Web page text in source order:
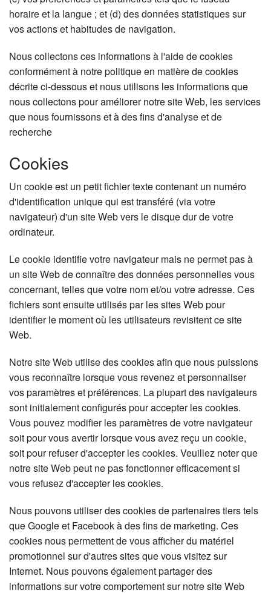
horaire et la langue ; et (d) des données statistiques sur
vos actions et habitudes de navigation.
Nous collectons ces informations à l'aide de cookies
conformément à notre politique en matière de cookies
décrite ci-dessous et nous utilisons les informations que
nous collectons pour améliorer notre site Web, les services
que nous fournissons et à des fins d'analyse et de
recherche
Cookies
Un cookie est un petit fichier texte contenant un numéro
d'identification unique qui est transféré (via votre
navigateur) d'un site Web vers le disque dur de votre
ordinateur.
Le cookie identifie votre navigateur mais ne permet pas à
un site Web de connaître des données personnelles vous
concernant, telles que votre nom et/ou votre adresse. Ces
fichiers sont ensuite utilisés par les sites Web pour
identifier le moment où les utilisateurs revisitent ce site
Web.
Notre site Web utilise des cookies afin que nous puissions
vous reconnaître lorsque vous revenez et personnaliser
vos paramètres et préférences. La plupart des navigateurs
sont initialement configurés pour accepter les cookies.
Vous pouvez modifier les paramètres de votre navigateur
soit pour vous avertir lorsque vous avez reçu un cookie,
soit pour refuser d'accepter les cookies. Veuillez noter que
notre site Web peut ne pas fonctionner efficacement si
vous refusez d'accepter les cookies.
Nous pouvons utiliser des cookies de partenaires tiers tels
que Google et Facebook à des fins de marketing. Ces
cookies nous permettent de vous afficher du matériel
promotionnel sur d'autres sites que vous visitez sur
Internet. Nous pouvons également partager des
informations sur votre comportement sur notre site Web